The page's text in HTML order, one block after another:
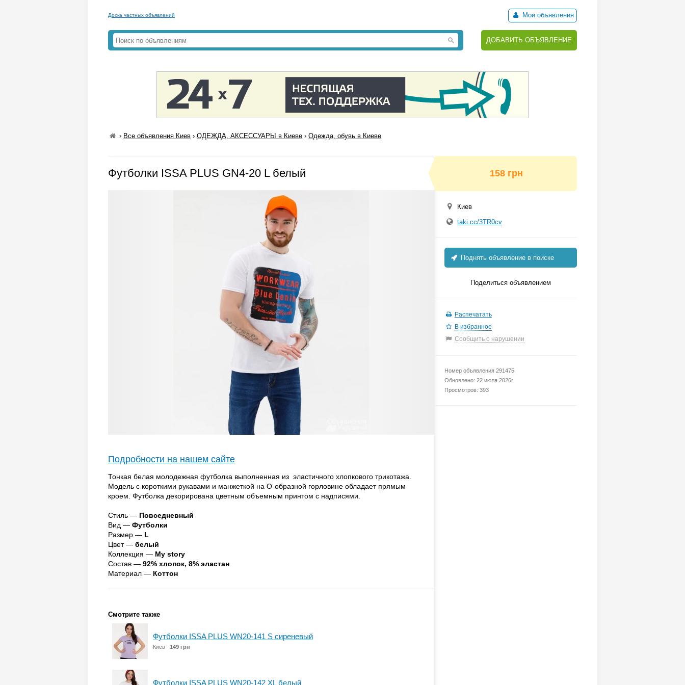
Доска частных объявлений Мои объявления
ДОБАВИТЬ ОБЪЯВЛЕНИЕ
› Все объявления Киев ›ОДЕЖДА, АКСЕССУАРЫ в Киеве ›Одежда, обувь в Киеве
Футболки ISSA PLUS GN4-20 L белый
Подробности на нашем сайте
Тонкая белая молодежная футболка выполненная из эластичного хлопкового трикотажа.
Модель с короткими рукавами и манжеткой на О-образной горловине обладает прямым
кроем. Футболка декорирована цветным объемным принтом с надписями.
Стиль — Повседневный
Вид — Футболки
Размер — L
Цвет — белый
Коллекция — My story
Состав — 92% хлопок, 8% эластан
Материал — Коттон
Смотрите также
Футболки ISSA PLUS WN20-141 S сиреневый
Киев 149 грн
Футболки ISSA PLUS WN20-142 XL белый
158 грн
Киев
taki.cc/3TR0cv
Поднять объявление в поиске
Поделиться объявлением
Распечатать
В избранное
Сообщить о нарушении
Номер объявления 291475
Обновлено: 22 июля 2026г.
Просмотров: 393